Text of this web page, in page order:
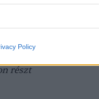
Policy
kiemelt
Your
részt